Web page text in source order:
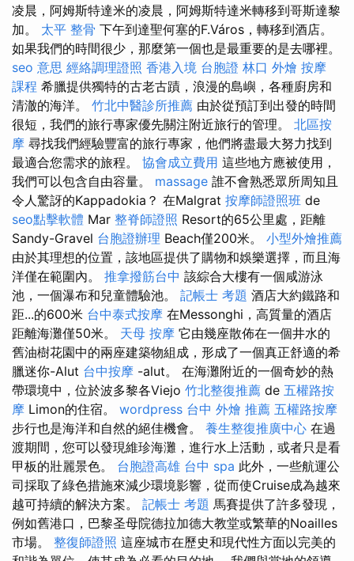
凌晨，阿姆斯特達米的凌晨，阿姆斯特達米轉移到哥斯達黎
加。 太平 整骨 下午到達聖何塞的F.Város，轉移到酒店。
如果我們的時間很少，那麼第一個也是最重要的是去哪裡。
seo 意思 經絡調理證照 香港入境 台胞證 林口 外燴 按摩
課程 希臘提供獨特的古老古蹟，浪漫的島嶼，各種廚房和
清澈的海洋。 竹北中醫診所推薦 由於從預訂到出發的時間
很短，我們的旅行專家優先關注附近旅行的管理。 北區按
摩 尋找我們經驗豐富的旅行專家，他們將盡最大努力找到
最適合您需求的旅程。 協會成立費用 這些地方應被使用，
我們可以包含自由容量。 massage 誰不會熟悉眾所周知且
令人驚訝的Kappadokia？ 在Malgrat 按摩師證照班 de
seo點擊軟體 Mar 整脊師證照 Resort的65公里處，距離
Sandy-Gravel 台胞證辦理 Beach僅200米。 小型外燴推薦
由於其理想的位置，該地區提供了購物和娛樂選擇，而且海
洋僅在範圍內。 推拿撥筋台中 該綜合大樓有一個咸游泳
池，一個瀑布和兒童體驗池。 記帳士 考題 酒店大約鐵路和
距...的600米 台中泰式按摩 在Messonghi，高質量的酒店
距離海灘僅50米。 天母 按摩 它由幾座散佈在一個井水的
舊油樹花園中的兩座建築物組成，形成了一個真正舒適的希
臘迷你-Alut 台中按摩 -alut。 在海灘附近的一個奇妙的熱
帶環境中，位於波多黎各Viejo 竹北整復推薦 de 五權路按
摩 Limon的住宿。 wordpress 台中 外燴 推薦 五權路按摩
步行也是海洋和自然的絕佳機會。 養生整復推廣中心 在過
渡期間，您可以發現維珍海灘，進行水上活動，或者只是看
甲板的壯麗景色。 台胞證高雄 台中 spa 此外，一些航運公
司採取了綠色措施來減少環境影響，從而使Cruise成為越來
越可持續的解決方案。 記帳士 考題 馬賽提供了許多發現，
例如舊港口，巴黎圣母院德拉加德大教堂或繁華的Noailles
市場。 整復師證照 這座城市在歷史和現代性方面以完美的